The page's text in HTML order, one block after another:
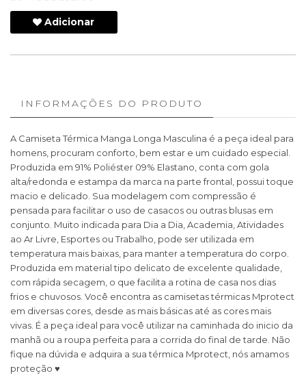
Adicionar
INFORMAÇÕES DO PRODUTO
A Camiseta Térmica Manga Longa Masculina é a peça ideal para
homens, procuram conforto, bem estar e um cuidado especial.
Produzida em 91% Poliéster 09% Elastano, conta com gola
alta/redonda e estampa da marca na parte frontal, possui toque
macio e delicado. Sua modelagem com compressão é
pensada para facilitar o uso de casacos ou outras blusas em
conjunto. Muito indicada para Dia a Dia, Academia, Atividades
ao Ar Livre, Esportes ou Trabalho, pode ser utilizada em
temperatura mais baixas, para manter a temperatura do corpo.
Produzida em material tipo delicato de excelente qualidade,
com rápida secagem, o que facilita a rotina de casa nos dias
frios e chuvosos. Você encontra as camisetas térmicas Mprotect
em diversas cores, desde as mais básicas até as cores mais
vivas. É a peça ideal para você utilizar na caminhada do inicio da
manhã ou a roupa perfeita para a corrida do final de tarde. Não
fique na dúvida e adquira a sua térmica Mprotect, nós amamos
proteção ♥